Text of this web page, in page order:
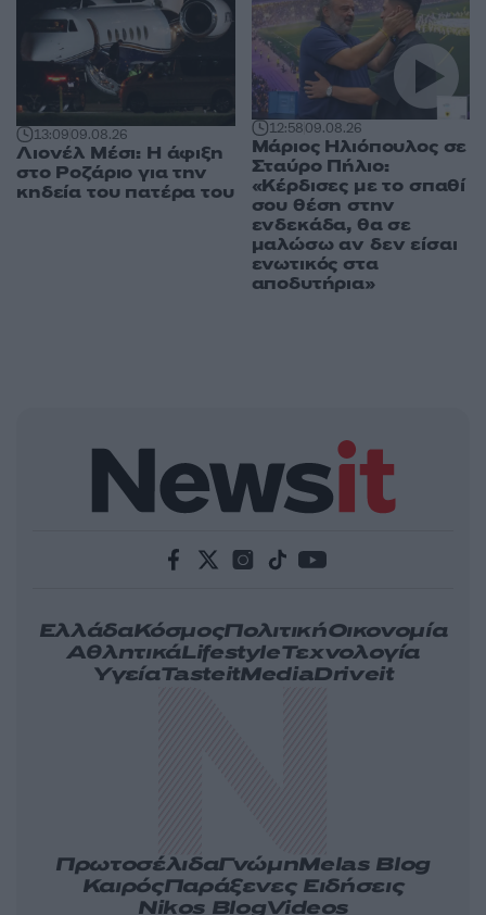
13:0909.08.26
Λιονέλ Μέσι: Η άφιξη
στο Ροζάριο για την
κηδεία του πατέρα του
12:5809.08.26
Μάριος Ηλιόπουλος σε
Σταύρο Πήλιο:
«Κέρδισες με το σπαθί
σου θέση στην
ενδεκάδα, θα σε
μαλώσω αν δεν είσαι
ενωτικός στα
αποδυτήρια»
ΕλλάδαΚόσμοςΠολιτικήΟικονομία
ΑθλητικάLifestyleΤεχνολογία
ΥγείαTasteitMediaDriveit
ΠρωτοσέλιδαΓνώμηMelas Blog
ΚαιρόςΠαράξενες Ειδήσεις
Nikos BlogVideos